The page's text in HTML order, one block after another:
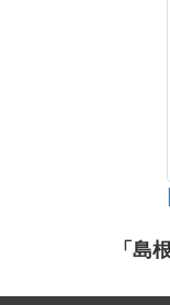
「島